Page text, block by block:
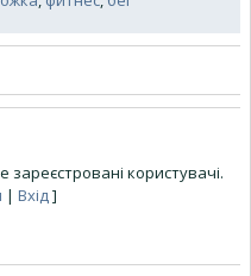
користувачі.
| Вхід]